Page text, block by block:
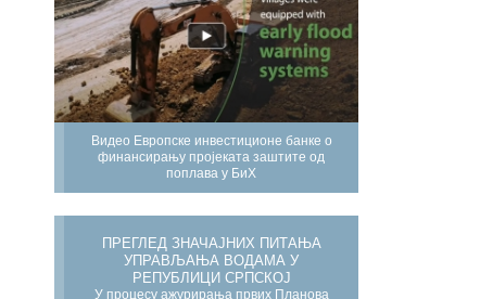
Видео Европске инвестиционе банке о
финансирању пројеката заштите од
поплава у БиХ
ПРЕГЛЕД ЗНАЧАЈНИХ ПИТАЊА
УПРАВЉАЊА ВОДАМА У
РЕПУБЛИЦИ СРПСКОЈ
У процесу ажурирања првих Планова